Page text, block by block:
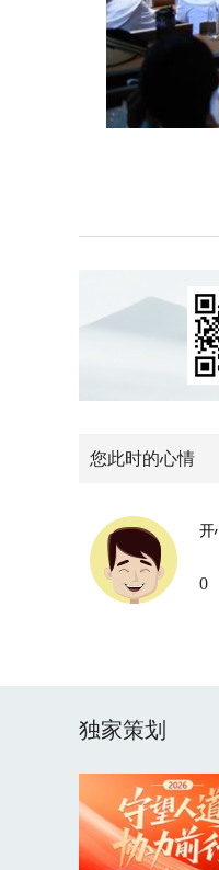
您此时的心情
开
0
独家策划